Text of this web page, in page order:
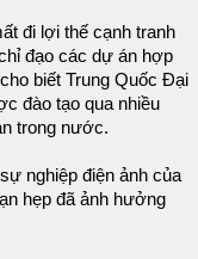
đi lợi thế cạnh tranh
đạo các dự án hợp
biết Trung Quốc Đại
đào tạo qua nhiều
trong nước.
nghiệp điện ảnh của
hẹp đã ảnh hưởng